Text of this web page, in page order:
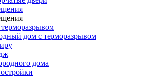
дом с терморазрывом
дома